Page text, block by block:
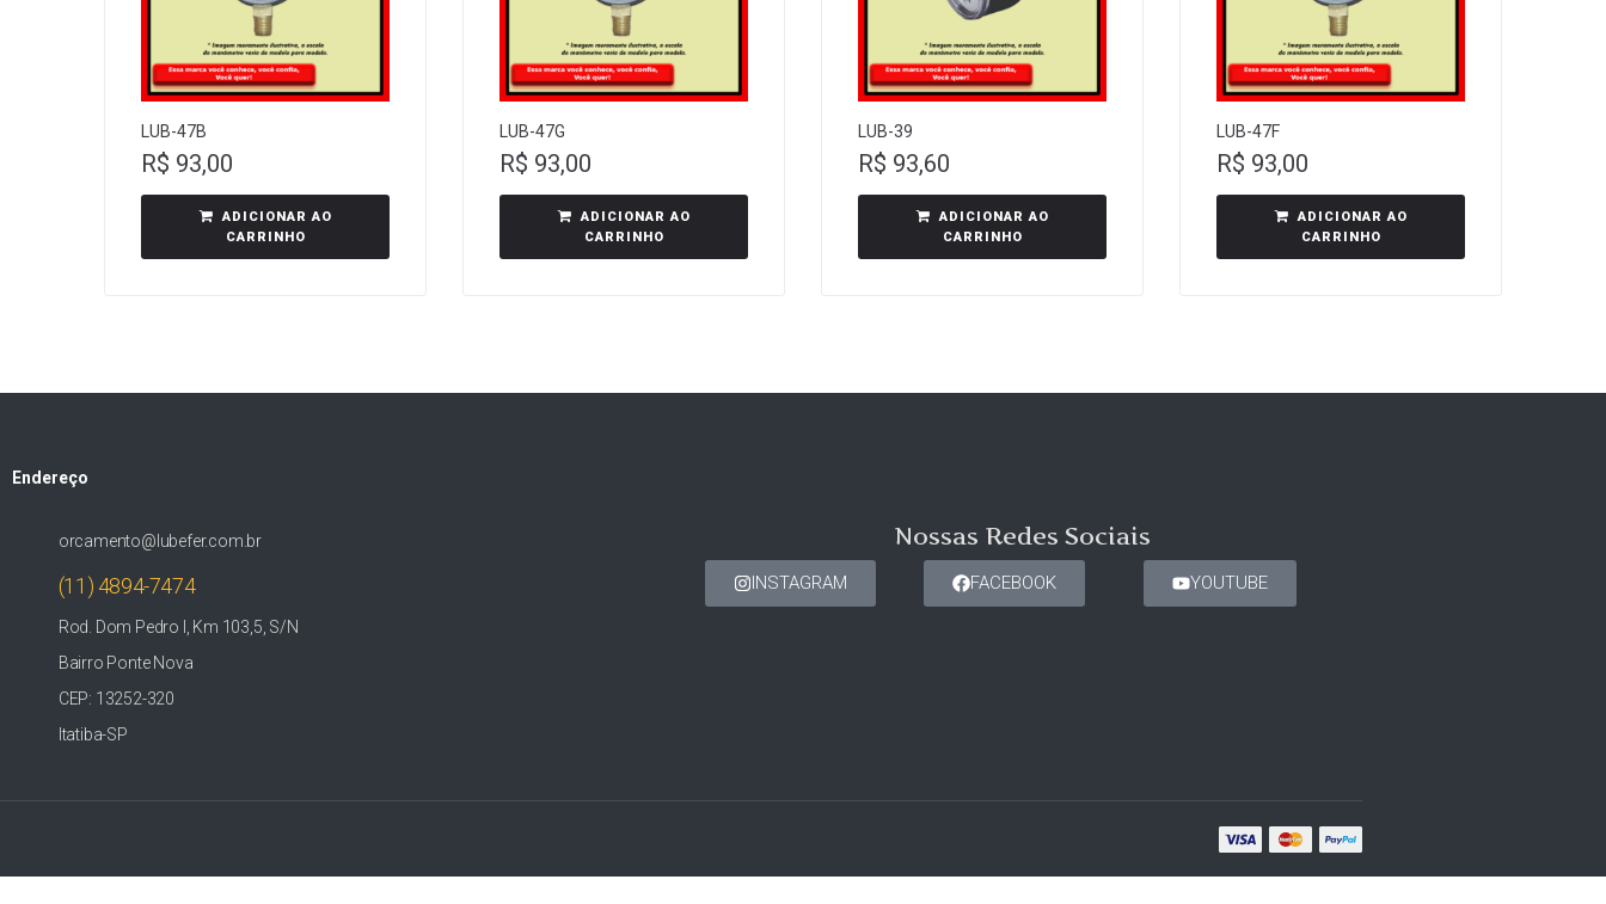
LUB-47B
R$ 93,00
ADICIONAR AO
CARRINHO
LUB-47G
R$ 93,00
ADICIONAR AO
CARRINHO
LUB-39
R$ 93,60
ADICIONAR AO
CARRINHO
LUB-47F
R$ 93,00
ADICIONAR AO
CARRINHO
Endereço
orcamento@lubefer.com.br
(11) 4894-7474
Rod. Dom Pedro I, Km 103,5, S/N
Bairro Ponte Nova
CEP: 13252-320
Itatiba-SP
Nossas Redes Sociais
INSTAGRAM FACEBOOK YOUTUBE